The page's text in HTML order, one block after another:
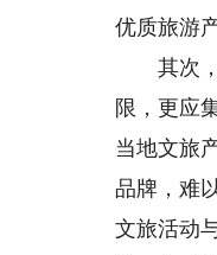
优质旅游
其次，
限，更应
当地文旅
品牌，难
文旅活动